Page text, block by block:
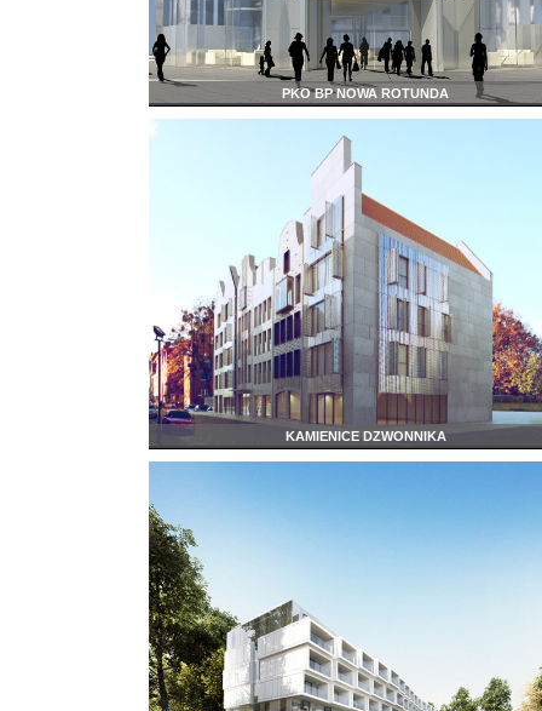
PKO BP NOWA ROTUNDA
KAMIENICE DZWONNIKA